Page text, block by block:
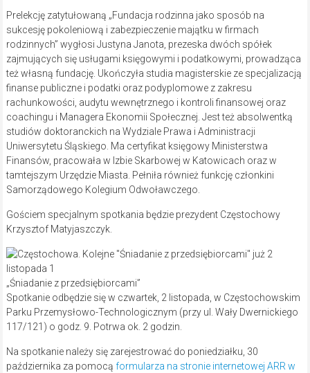
Prelekcję zatytułowaną „Fundacja rodzinna jako sposób na
sukcesję pokoleniową i zabezpieczenie majątku w firmach
rodzinnych” wygłosi Justyna Janota, prezeska dwóch spółek
zajmujących się usługami księgowymi i podatkowymi, prowadząca
też własną fundację. Ukończyła studia magisterskie ze specjalizacją
finanse publiczne i podatki oraz podyplomowe z zakresu
rachunkowości, audytu wewnętrznego i kontroli finansowej oraz
coachingu i Managera Ekonomii Społecznej. Jest też absolwentką
studiów doktoranckich na Wydziale Prawa i Administracji
Uniwersytetu Śląskiego. Ma certyfikat księgowy Ministerstwa
Finansów, pracowała w Izbie Skarbowej w Katowicach oraz w
tamtejszym Urzędzie Miasta. Pełniła również funkcję członkini
Samorządowego Kolegium Odwoławczego.
Gościem specjalnym spotkania będzie prezydent Częstochowy
Krzysztof Matyjaszczyk.
„Śniadanie z przedsiębiorcami”
Spotkanie odbędzie się w czwartek, 2 listopada, w Częstochowskim
Parku Przemysłowo-Technologicznym (przy ul. Wały Dwernickiego
117/121) o godz. 9. Potrwa ok. 2 godzin.
Na spotkanie należy się zarejestrować do poniedziałku, 30
października za pomocą formularza na stronie internetowej ARR w